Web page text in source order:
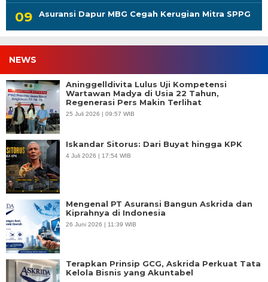
Asuransi Dapur MBG Cegah Kerugian Mitra SPPG
NEWS
Aninggelldivita Lulus Uji Kompetensi
Wartawan Madya di Usia 22 Tahun,
Regenerasi Pers Makin Terlihat
25 Juli 2026 | 09:57 WIB
Iskandar Sitorus: Dari Buyat hingga KPK
4 Juli 2026 | 17:54 WIB
Mengenal PT Asuransi Bangun Askrida dan
Kiprahnya di Indonesia
26 Juni 2026 | 11:39 WIB
Terapkan Prinsip GCG, Askrida Perkuat Tata
Kelola Bisnis yang Akuntabel